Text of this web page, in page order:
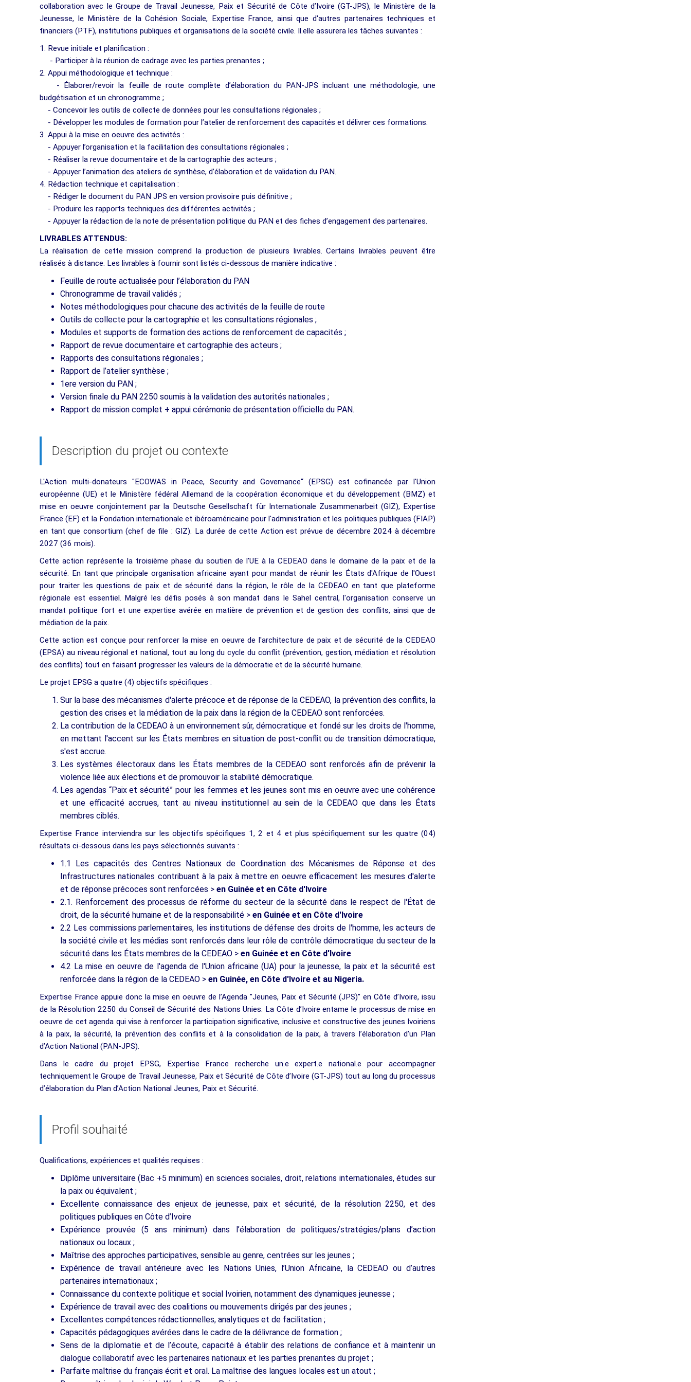
collaboration avec le Groupe de Travail Jeunesse, Paix et Sécurité de Côte d’Ivoire (GT-JPS), le Ministère de la
Jeunesse, le Ministère de la Cohésion Sociale, Expertise France, ainsi que d'autres partenaires techniques et
financiers (PTF), institutions publiques et organisations de la société civile. Il.elle assurera les tâches suivantes :
1. Revue initiale et planification :
- Participer à la réunion de cadrage avec les parties prenantes ;
2. Appui méthodologique et technique :
- Élaborer/revoir la feuille de route complète d’élaboration du PAN-JPS incluant une méthodologie, une
budgétisation et un chronogramme ;
- Concevoir les outils de collecte de données pour les consultations régionales ;
- Développer les modules de formation pour l’atelier de renforcement des capacités et délivrer ces formations.
3. Appui à la mise en oeuvre des activités :
- Appuyer l’organisation et la facilitation des consultations régionales ;
- Réaliser la revue documentaire et de la cartographie des acteurs ;
- Appuyer l’animation des ateliers de synthèse, d’élaboration et de validation du PAN.
4. Rédaction technique et capitalisation :
- Rédiger le document du PAN JPS en version provisoire puis définitive ;
- Produire les rapports techniques des différentes activités ;
- Appuyer la rédaction de la note de présentation politique du PAN et des fiches d’engagement des partenaires.
LIVRABLES ATTENDUS:
La réalisation de cette mission comprend la production de plusieurs livrables. Certains livrables peuvent être
réalisés à distance. Les livrables à fournir sont listés ci-dessous de manière indicative :
Feuille de route actualisée pour l’élaboration du PAN
Chronogramme de travail validés ;
Notes méthodologiques pour chacune des activités de la feuille de route
Outils de collecte pour la cartographie et les consultations régionales ;
Modules et supports de formation des actions de renforcement de capacités ;
Rapport de revue documentaire et cartographie des acteurs ;
Rapports des consultations régionales ;
Rapport de l’atelier synthèse ;
1ere version du PAN ;
Version finale du PAN 2250 soumis à la validation des autorités nationales ;
Rapport de mission complet + appui cérémonie de présentation officielle du PAN.
Description du projet ou contexte
L'Action multi-donateurs "ECOWAS in Peace, Security and Governance“ (EPSG) est cofinancée par l'Union
européenne (UE) et le Ministère fédéral Allemand de la coopération économique et du développement (BMZ) et
mise en oeuvre conjointement par la Deutsche Gesellschaft für Internationale Zusammenarbeit (GIZ), Expertise
France (EF) et la Fondation internationale et ibéroaméricaine pour l'administration et les politiques publiques (FIAP)
en tant que consortium (chef de file : GIZ). La durée de cette Action est prévue de décembre 2024 à décembre
2027 (36 mois).
Cette action représente la troisième phase du soutien de l'UE à la CEDEAO dans le domaine de la paix et de la
sécurité. En tant que principale organisation africaine ayant pour mandat de réunir les États d'Afrique de l'Ouest
pour traiter les questions de paix et de sécurité dans la région, le rôle de la CEDEAO en tant que plateforme
régionale est essentiel. Malgré les défis posés à son mandat dans le Sahel central, l'organisation conserve un
mandat politique fort et une expertise avérée en matière de prévention et de gestion des conflits, ainsi que de
médiation de la paix.
Cette action est conçue pour renforcer la mise en oeuvre de l'architecture de paix et de sécurité de la CEDEAO
(EPSA) au niveau régional et national, tout au long du cycle du conflit (prévention, gestion, médiation et résolution
des conflits) tout en faisant progresser les valeurs de la démocratie et de la sécurité humaine.
Le projet EPSG a quatre (4) objectifs spécifiques :
Sur la base des mécanismes d'alerte précoce et de réponse de la CEDEAO, la prévention des conflits, la
gestion des crises et la médiation de la paix dans la région de la CEDEAO sont renforcées.
La contribution de la CEDEAO à un environnement sûr, démocratique et fondé sur les droits de l'homme,
en mettant l'accent sur les États membres en situation de post-conflit ou de transition démocratique,
s'est accrue.
Les systèmes électoraux dans les États membres de la CEDEAO sont renforcés afin de prévenir la
violence liée aux élections et de promouvoir la stabilité démocratique.
Les agendas “Paix et sécurité” pour les femmes et les jeunes sont mis en oeuvre avec une cohérence
et une efficacité accrues, tant au niveau institutionnel au sein de la CEDEAO que dans les États
membres ciblés.
Expertise France interviendra sur les objectifs spécifiques 1, 2 et 4 et plus spécifiquement sur les quatre (04)
résultats ci-dessous dans les pays sélectionnés suivants :
1.1 Les capacités des Centres Nationaux de Coordination des Mécanismes de Réponse et des
Infrastructures nationales contribuant à la paix à mettre en oeuvre efficacement les mesures d'alerte
et de réponse précoces sont renforcées > en Guinée et en Côte d'Ivoire
2.1. Renforcement des processus de réforme du secteur de la sécurité dans le respect de l'État de
droit, de la sécurité humaine et de la responsabilité > en Guinée et en Côte d'Ivoire
2.2 Les commissions parlementaires, les institutions de défense des droits de l'homme, les acteurs de
la société civile et les médias sont renforcés dans leur rôle de contrôle démocratique du secteur de la
sécurité dans les États membres de la CEDEAO > en Guinée et en Côte d'Ivoire
4.2 La mise en oeuvre de l'agenda de l'Union africaine (UA) pour la jeunesse, la paix et la sécurité est
renforcée dans la région de la CEDEAO > en Guinée, en Côte d'Ivoire et au Nigeria.
Expertise France appuie donc la mise en oeuvre de l’Agenda "Jeunes, Paix et Sécurité (JPS)" en Côte d’Ivoire, issu
de la Résolution 2250 du Conseil de Sécurité des Nations Unies. La Côte d’Ivoire entame le processus de mise en
oeuvre de cet agenda qui vise à renforcer la participation significative, inclusive et constructive des jeunes Ivoiriens
à la paix, la sécurité, la prévention des conflits et à la consolidation de la paix, à travers l’élaboration d’un Plan
d’Action National (PAN-JPS).
Dans le cadre du projet EPSG, Expertise France recherche un.e expert.e national.e pour accompagner
techniquement le Groupe de Travail Jeunesse, Paix et Sécurité de Côte d’Ivoire (GT-JPS) tout au long du processus
d’élaboration du Plan d’Action National Jeunes, Paix et Sécurité.
Profil souhaité
Qualifications, expériences et qualités requises :
Diplôme universitaire (Bac +5 minimum) en sciences sociales, droit, relations internationales, études sur
la paix ou équivalent ;
Excellente connaissance des enjeux de jeunesse, paix et sécurité, de la résolution 2250, et des
politiques publiques en Côte d’Ivoire
Expérience prouvée (5 ans minimum) dans l’élaboration de politiques/stratégies/plans d’action
nationaux ou locaux ;
Maîtrise des approches participatives, sensible au genre, centrées sur les jeunes ;
Expérience de travail antérieure avec les Nations Unies, l’Union Africaine, la CEDEAO ou d’autres
partenaires internationaux ;
Connaissance du contexte politique et social Ivoirien, notamment des dynamiques jeunesse ;
Expérience de travail avec des coalitions ou mouvements dirigés par des jeunes ;
Excellentes compétences rédactionnelles, analytiques et de facilitation ;
Capacités pédagogiques avérées dans le cadre de la délivrance de formation ;
Sens de la diplomatie et de l’écoute, capacité à établir des relations de confiance et à maintenir un
dialogue collaboratif avec les partenaires nationaux et les parties prenantes du projet ;
Parfaite maîtrise du français écrit et oral. La maîtrise des langues locales est un atout ;